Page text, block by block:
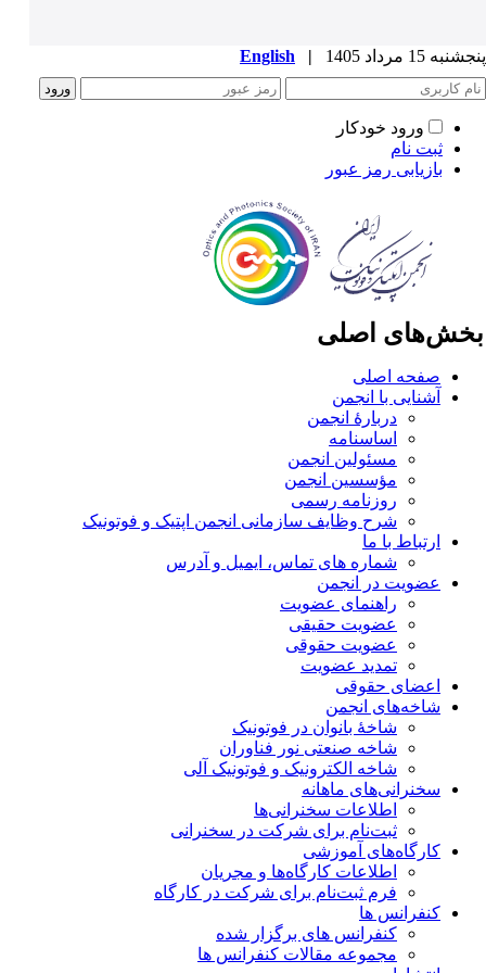
15 مرداد 1405 |
English
ورود خودکار
ثبت نام
بازیابی رمز عبور
اصلی
صفحه اصلی
آشنایی با انجمن
دربارۀ انجمن
اساسنامه
مسئولین انجمن
مؤسسین انجمن
روزنامه رسمی
شرح وظایف سازمانی انجمن اپتیک و فوتونیک
ارتباط با ما
شماره های تماس، ایمیل و آدرس
عضویت در انجمن
راهنمای عضویت
عضویت حقیقی
عضویت حقوقی
تمدید عضویت
اعضای حقوقی
شاخه‌های انجمن
شاخۀ بانوان در فوتونیک
شاخه صنعتی نور فناوران
شاخه‌ الکترونیک و فوتونیک آلی
سخنرانی‌های ماهانه
اطلاعات سخنرانی‌‌ها
ثبت‌نام برای شرکت در سخنرانی
کارگاه‌های آموزشی
اطلاعات کارگاه‌ها و مجریان
فرم ثبت‌نام برای شرکت در کارگاه
کنفرانس ها
کنفرانس های برگزار شده
مجموعه مقالات کنفرانس ها